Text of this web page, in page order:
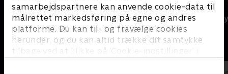
samarbejdspartnere kan anvende cookie-data til
målrettet markedsføring på egne og andres
platforme. Du kan til- og fravælge cookies
herunder, og du kan altid trække dit samtykke
tilbage ved at klikke på ’Cookie-indstillinger’ i
Agatha Christie's Poirot A Ghost